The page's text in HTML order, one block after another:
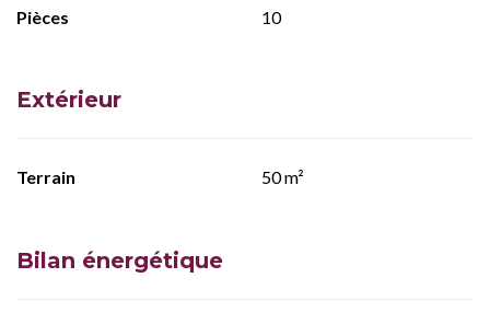
Pièces
10
Extérieur
Terrain 50 m²
Bilan énergétique